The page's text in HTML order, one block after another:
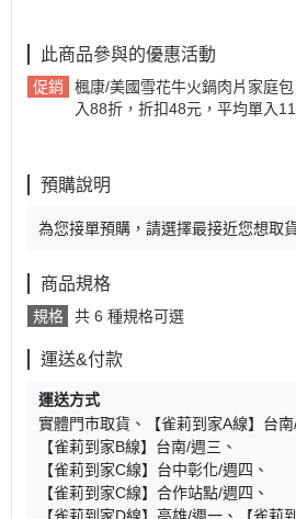
此商品參與的優惠活動
促銷
楓康/美國雪花牛火鍋肉片家庭
入88折，折扣48元，平均單入
預購說明
為您接單預購，請選擇最接近您想取
商品規格
規格 共 6 種規格可選
運送&付款
運送方式
實體門市取貨
【雀莉到家A線】台
【雀莉到家B線】台南/週三
【雀莉到家C線】台中彰化/週四
【雀莉到家C線】合作站點/週四
【雀莉到家D線】高雄/週一
【雀莉